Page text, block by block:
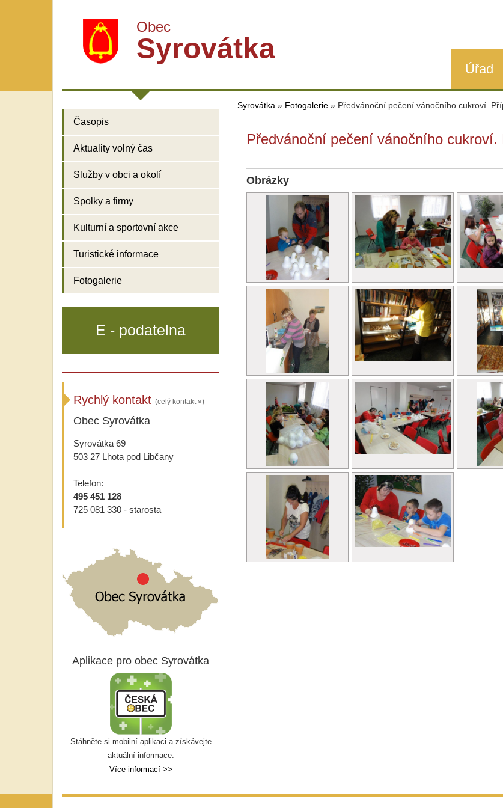
Obec
Syrovátka
Úřad
Časopis
Aktuality volný čas
Služby v obci a okolí
Spolky a firmy
Kulturní a sportovní akce
Turistické informace
Fotogalerie
Syrovátka » Fotogalerie » Předvánoční pečení vánočního cukroví.
Předvánoční pečení vánočního
Obrázky
E - podatelna
Rychlý kontakt (celý kontakt »)
Obec Syrovátka
Syrovátka 69
503 27 Lhota pod Libčany
Telefon:
495 451 128
725 081 330 - starosta
Aplikace pro obec Syrovátka
Stáhněte si mobilní aplikaci a získávejte
aktuální informace.
Více informací >>